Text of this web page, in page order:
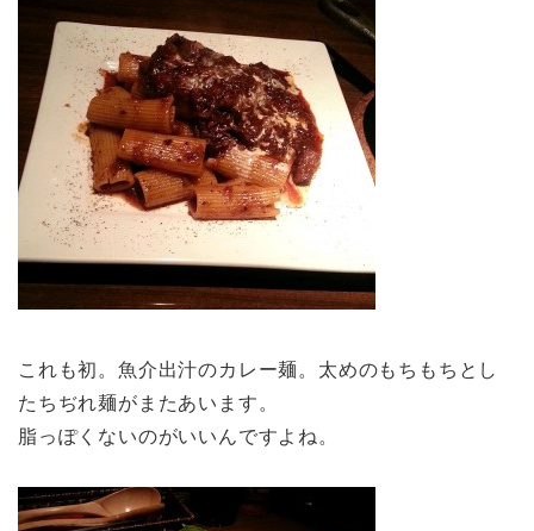
これも初。魚介出汁のカレー麺。太めのもちもちとし
たちぢれ麺がまたあいます。
脂っぽくないのがいいんですよね。